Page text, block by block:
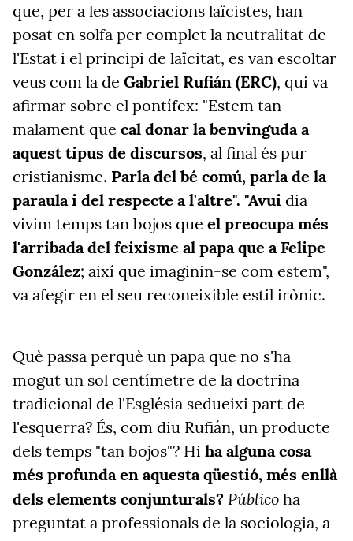
que, per a les associacions laïcistes, han
posat en solfa per complet la neutralitat de
l'Estat i el principi de laïcitat, es van escoltar
veus com la de Gabriel Rufián (ERC), qui va
afirmar sobre el pontífex: "Estem tan
malament que cal donar la benvinguda a
aquest tipus de discursos, al final és pur
cristianisme. Parla del bé comú, parla de la
paraula i del respecte a l'altre". "Avui dia
vivim temps tan bojos que el preocupa més
l'arribada del feixisme al papa que a Felipe
González; així que imaginin-se com estem",
va afegir en el seu reconeixible estil irònic.
Què passa perquè un papa que no s'ha
mogut un sol centímetre de la doctrina
tradicional de l'Església sedueixi part de
l'esquerra? És, com diu Rufián, un producte
dels temps "tan bojos"? Hi ha alguna cosa
més profunda en aquesta qüestió, més enllà
dels elements conjunturals? Público ha
preguntat a professionals de la sociologia, a